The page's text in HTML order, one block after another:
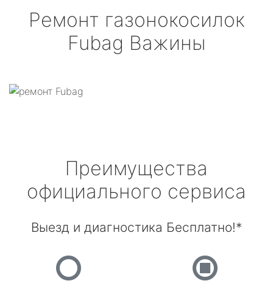
Ремонт газонокосилок
Fubag Важины
Преимущества
официального сервиса
Выезд и диагностика Бесплатно!*